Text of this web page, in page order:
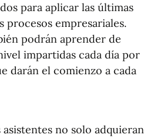
para aplicar las últimas
procesos empresariales.
podrán aprender de
impartidas cada día por
darán el comienzo a cada
asistentes no solo adquieran